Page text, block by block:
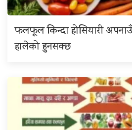
फलफूल किन्दा होसियारी
हालेको हुनसक्छ